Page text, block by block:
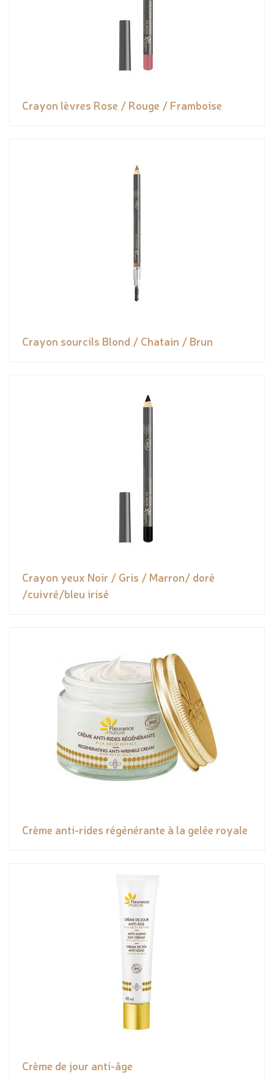
Crayon lèvres Rose / Rouge / Framboise
Crayon sourcils Blond / Chatain / Brun
Crayon yeux Noir / Gris / Marron/ doré
/cuivré/bleu irisé
Crème anti-rides régénérante à la gelée royale
Crème de jour anti-âge